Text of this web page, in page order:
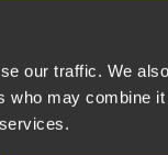
our traffic. We
who may combine it